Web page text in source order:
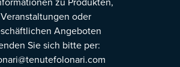
Veranstaltungen oder
Angeboten
Sie sich bitte per: